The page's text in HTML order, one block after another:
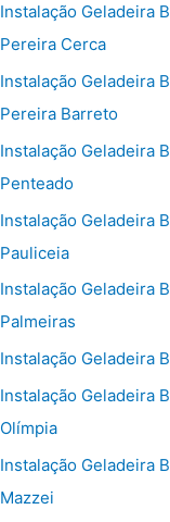
Instalação Geladeira
Pereira Cerca
Instalação Geladeira
Pereira Barreto
Instalação Geladeira
Penteado
Instalação Geladeira
Pauliceia
Instalação Geladeira
Palmeiras
Instalação Geladeira
Instalação Geladeira
Olímpia
Instalação Geladeira
Mazzei